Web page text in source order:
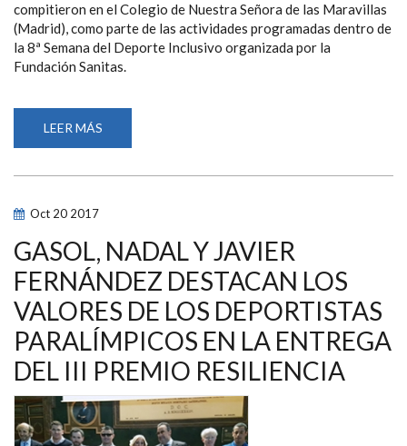
compitieron en el Colegio de Nuestra Señora de las Maravillas
(Madrid), como parte de las actividades programadas dentro de
la 8ª Semana del Deporte Inclusivo organizada por la
Fundación Sanitas.
LEER MÁS
BELMONTE,
PERALES
Y
SIN
PROMUEVEN
EL
DEPORTE
INCLUSIVO
EN
UNA
DE
RELEVOS
Oct 20 2017
GASOL, NADAL Y JAVIER
FERNÁNDEZ DESTACAN LOS
VALORES DE LOS DEPORTISTAS
PARALÍMPICOS EN LA ENTREGA
DEL III PREMIO RESILIENCIA